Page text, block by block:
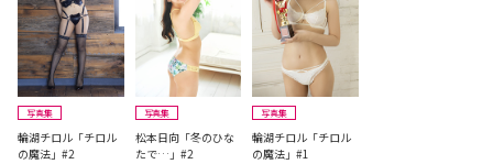
写真集
輪湖チロル「チロル
の魔法」#2
写真集
松本日向「冬のひな
たで…」#2
写真集
輪湖チロル「チロル
の魔法」#1